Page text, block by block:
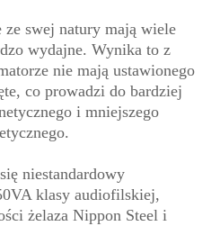
swej natury mają wiele
wydajne. Wynika to z
nie mają ustawionego
co prowadzi do bardziej
i mniejszego
niestandardowy
klasy audiofilskiej,
żelaza Nippon Steel i